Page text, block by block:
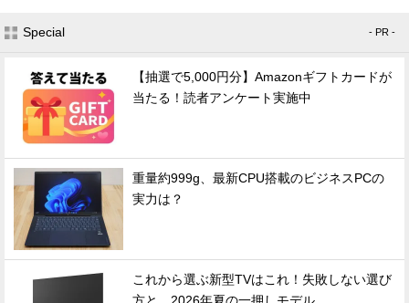
Special - PR -
【抽選で5,000円分】Amazonギフトカードが
当たる！読者アンケート実施中
重量約999g、最新CPU搭載のビジネスPCの
実力は？
これから選ぶ新型TVはこれ！失敗しない選び